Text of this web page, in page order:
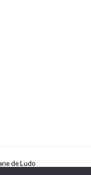
de Ludo